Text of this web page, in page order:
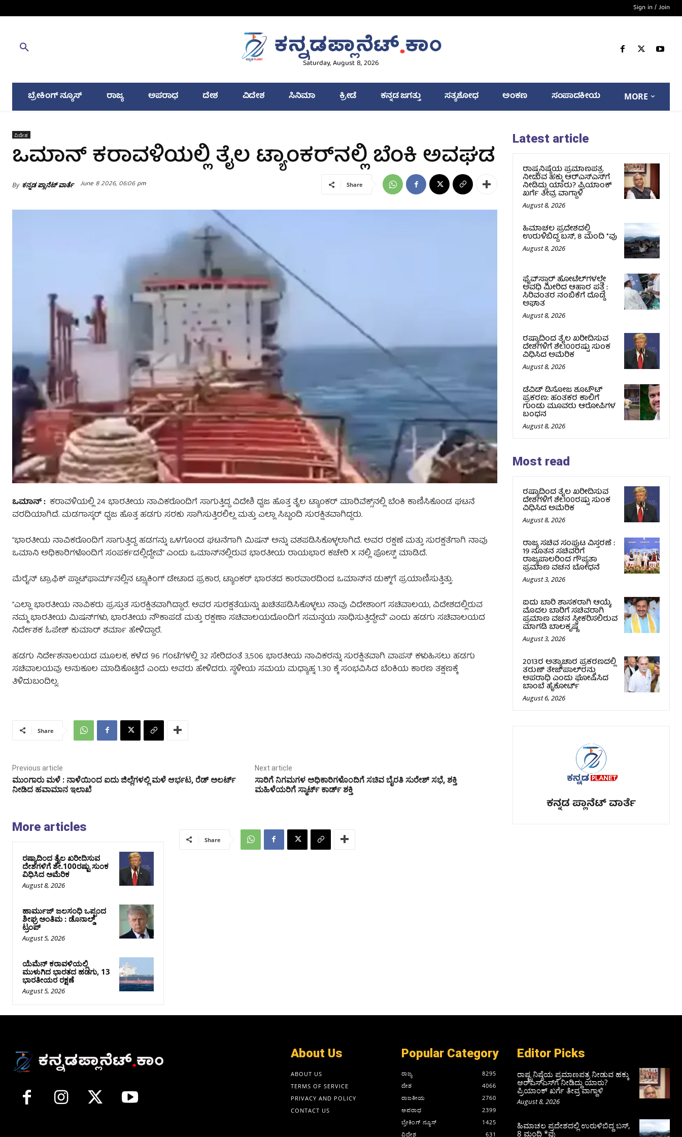
Sign in / Join
Saturday, August 8, 2026
ಬ್ರೇಕಿಂಗ್ ನ್ಯೂಸ್ ರಾಜ್ಯ ಅಪರಾಧ ದೇಶ ವಿದೇಶ ಸಿನಿಮಾ ಕ್ರೀಡೆ ಕನ್ನಡ ಜಗತ್ತು ಸತ್ಯಶೋಧ ಅಂಕಣ ಸಂಪಾದಕೀಯ MORE
ವಿದೇಶ
ಒಮಾನ್ ಕರಾವಳಿಯಲ್ಲಿ ತೈಲ ಟ್ಯಾಂಕರ್‌ನಲ್ಲಿ ಬೆಂಕಿ ಅವಘಡ
By ಕನ್ನಡ ಪ್ಲಾನೆಟ್ ವಾರ್ತೆ June 8 2026, 06:06 pm Share
ಒಮಾನ್ : ಕರಾವಳಿಯಲ್ಲಿ 24 ಭಾರತೀಯ ನಾವಿಕರೊಂದಿಗೆ ಸಾಗುತ್ತಿದ್ದ ವಿದೇಶಿ ಧ್ವಜ ಹೊತ್ತ ತೈಲ ಟ್ಯಾಂಕರ್ ಮಾರಿವೆಕ್ಸ್‌ನಲ್ಲಿ ಬೆಂಕಿ ಕಾಣಿಸಿಕೊಂಡ ಘಟನೆ
ವರದಿಯಾಗಿದೆ. ಮಡಗಾಸ್ಕರ್ ಧ್ವಜ ಹೊತ್ತ ಹಡಗು ಸರಕು ಸಾಗಿಸುತ್ತಿರಲಿಲ್ಲ ಮತ್ತು ಎಲ್ಲಾ ಸಿಬ್ಬಂದಿ ಸುರಕ್ಷಿತವಾಗಿದ್ದರು.
“ಭಾರತೀಯ ನಾವಿಕರೊಂದಿಗೆ ಸಾಗುತ್ತಿದ್ದ ಹಡಗನ್ನು ಒಳಗೊಂಡ ಘಟನೆಗಾಗಿ ಮಿಷನ್ ಅನ್ನು ವಶಪಡಿಸಿಕೊಳ್ಳಲಾಗಿದೆ. ಅವರ ರಕ್ಷಣೆ ಮತ್ತು ಸುರಕ್ಷತೆಗಾಗಿ ನಾವು
ಒಮಾನಿ ಅಧಿಕಾರಿಗಳೊಂದಿಗೆ ಸಂಪರ್ಕದಲ್ಲಿದ್ದೇವೆ” ಎಂದು ಒಮಾನ್‌ನಲ್ಲಿರುವ ಭಾರತೀಯ ರಾಯಭಾರ ಕಚೇರಿ X ನಲ್ಲಿ ಪೋಸ್ಟ್ ಮಾಡಿದೆ.
ಮೆರೈನ್ ಟ್ರಾಫಿಕ್ ಪ್ಲಾಟ್‌ಫಾರ್ಮ್‌ನಲ್ಲಿನ ಟ್ರ್ಯಾಕಿಂಗ್ ಡೇಟಾದ ಪ್ರಕಾರ, ಟ್ಯಾಂಕರ್ ಭಾರತದ ಕಾರವಾರದಿಂದ ಒಮಾನ್‌ನ ಡುಕ್ಮ್‌ಗೆ ಪ್ರಯಾಣಿಸುತ್ತಿತ್ತು.
“ಎಲ್ಲಾ ಭಾರತೀಯ ನಾವಿಕರು ಪ್ರಸ್ತುತ ಸುರಕ್ಷಿತವಾಗಿದ್ದಾರೆ. ಅವರ ಸುರಕ್ಷತೆಯನ್ನು ಖಚಿತಪಡಿಸಿಕೊಳ್ಳಲು ನಾವು ವಿದೇಶಾಂಗ ಸಚಿವಾಲಯ, ವಿದೇಶದಲ್ಲಿರುವ
ನಮ್ಮ ಭಾರತೀಯ ಮಿಷನ್‌ಗಳು, ಭಾರತೀಯ ನೌಕಾಪಡೆ ಮತ್ತು ರಕ್ಷಣಾ ಸಚಿವಾಲಯದೊಂದಿಗೆ ಸಮನ್ವಯ ಸಾಧಿಸುತ್ತಿದ್ದೇವೆ” ಎಂದು ಹಡಗು ಸಚಿವಾಲಯದ
ನಿರ್ದೇಶಕ ಓಪೇಶ್ ಕುಮಾರ್ ಶರ್ಮಾ ಹೇಳಿದ್ದಾರೆ.
ಹಡಗು ನಿರ್ದೇಶನಾಲಯದ ಮೂಲಕ, ಕಳೆದ 96 ಗಂಟೆಗಳಲ್ಲಿ 32 ಸೇರಿದಂತೆ 3,506 ಭಾರತೀಯ ನಾವಿಕರನ್ನು ಸುರಕ್ಷಿತವಾಗಿ ವಾಪಸ್ ಕಳುಹಿಸಲು ಹಡಗು
ಸಚಿವಾಲಯವು ಅನುಕೂಲ ಮಾಡಿಕೊಟ್ಟಿದೆ ಎಂದು ಅವರು ಹೇಳಿದರು. ಸ್ಥಳೀಯ ಸಮಯ ಮಧ್ಯಾಹ್ನ 1.30 ಕ್ಕೆ ಸಂಭವಿಸಿದ ಬೆಂಕಿಯ ಕಾರಣ ತಕ್ಷಣಕ್ಕೆ
ತಿಳಿದುಬಂದಿಲ್ಲ.
Share
Previous article
ಮುಂಗಾರು ಮಳೆ : ನಾಳೆಯಿಂದ ಐದು ಜಿಲ್ಲೆಗಳಲ್ಲಿ ಮಳೆ ಆರ್ಭಟ, ರೆಡ್‌ ಅಲರ್ಟ್‌
ನೀಡಿದ ಹವಾಮಾನ ಇಲಾಖೆ
Next article
ಸಾರಿಗೆ ನಿಗಮಗಳ ಅಧಿಕಾರಿಗಳೊಂದಿಗೆ ಸಚಿವ ಬೈರತಿ ಸುರೇಶ್ ಸಭೆ, ಶಕ್ತಿ
ಮಹಿಳೆಯರಿಗೆ ಸ್ಮಾರ್ಟ್ ಕಾರ್ಡ್ ಶಕ್ತಿ
More articles
ರಷ್ಯಾದಿಂದ ತೈಲ ಖರೀದಿಸುವ
ದೇಶಗಳಿಗೆ ಶೇ.100ರಷ್ಟು ಸುಂಕ
ವಿಧಿಸಿದ ಅಮೆರಿಕ
August 8, 2026
ಹಾರ್ಮುಜ್‌ ಜಲಸಂಧಿ ಒಪ್ಪಂದ
ಶೀಘ್ರ ಅಂತಿಮ : ಡೊನಾಲ್ಡ್‌
ಟ್ರಂಪ್‌
August 5, 2026
ಯೆಮೆನ್‌ ಕರಾವಳಿಯಲ್ಲಿ
ಮುಳುಗಿದ ಭಾರತದ ಹಡಗು, 13
ಭಾರತೀಯರ ರಕ್ಷಣೆ
August 5, 2026
Share
Latest article
ರಾಷ್ಟ್ರನಿಷ್ಠೆಯ ಪ್ರಮಾಣಪತ್ರ
ನೀಡುವ ಹಕ್ಕು ಆರ್‌ಎಸ್‌ಎಸ್‌ಗೆ
ನೀಡಿದ್ದು ಯಾರು? ಪ್ರಿಯಾಂಕ್
ಖರ್ಗೆ ತೀವ್ರ ವಾಗ್ದಾಳಿ
August 8, 2026
ಹಿಮಾಚಲ ಪ್ರದೇಶದಲ್ಲಿ
ಉರುಳಿಬಿದ್ದ ಬಸ್‌, 8 ಮಂದಿ *ವು
August 8, 2026
ಫೈವ್‌ಸ್ಟಾರ್ ಹೋಟೆಲ್‌ಗಳಲ್ಲೇ
ಅವಧಿ ಮೀರಿದ ಆಹಾರ ಪತ್ತೆ :
ಸಿರಿವಂತರ ನಂಬಿಕೆಗೆ ದೊಡ್ಡ
ಅಘಾತ
August 8, 2026
ರಷ್ಯಾದಿಂದ ತೈಲ ಖರೀದಿಸುವ
ದೇಶಗಳಿಗೆ ಶೇ.100ರಷ್ಟು ಸುಂಕ
ವಿಧಿಸಿದ ಅಮೆರಿಕ
August 8, 2026
ಡೆವಿಡ್ ಡಿಸೋಜ ಶೂಟೌಟ್
ಪ್ರಕರಣ: ಹಂತಕರ ಕಾಲಿಗೆ
ಗುಂಡು ಮೂವರು ಆರೋಪಿಗಳ
ಬಂಧನ
August 8, 2026
Most read
ರಷ್ಯಾದಿಂದ ತೈಲ ಖರೀದಿಸುವ
ದೇಶಗಳಿಗೆ ಶೇ.100ರಷ್ಟು ಸುಂಕ
ವಿಧಿಸಿದ ಅಮೆರಿಕ
August 8, 2026
ರಾಜ್ಯ ಸಚಿವ ಸಂಪುಟ ವಿಸ್ತರಣೆ :
19 ನೂತನ ಸಚಿವರಿಗೆ
ರಾಜ್ಯಪಾಲರಿಂದ ಗೌಪ್ಯತಾ
ಪ್ರಮಾಣ ವಚನ ಬೋಧನೆ
August 3, 2026
ಐದು ಬಾರಿ ಶಾಸಕರಾಗಿ ಆಯ್ಕೆ,
ಮೊದಲ ಬಾರಿಗೆ ಸಚಿವರಾಗಿ
ಪ್ರಮಾಣ ವಚನ ಸ್ವೀಕರಿಸಲಿರುವ
ಮಾಗಡಿ ಬಾಲಕೃಷ್ಣ
August 3, 2026
2013ರ ಅತ್ಯಾಚಾರ ಪ್ರಕರಣದಲ್ಲಿ
ತರುಣ್ ತೇಜ್‌ಪಾಲ್‌ರನ್ನು
ಅಪರಾಧಿ ಎಂದು ಘೋಷಿಸಿದ
ಬಾಂಬೆ ಹೈಕೋರ್ಟ್
August 6, 2026
ಕನ್ನಡ ಪ್ಲಾನೆಟ್ ವಾರ್ತೆ
About Us
ABOUT US
TERMS OF SERVICE
PRIVACY AND POLICY
CONTACT US
Popular Category
ರಾಜ್ಯ
8295
ದೇಶ
4066
ರಾಜಕೀಯ
2760
ಅಪರಾಧ
2399
ಬ್ರೇಕಿಂಗ್ ನ್ಯೂಸ್
1425
ವಿದೇಶ
631
Editor Picks
ರಾಷ್ಟ್ರನಿಷ್ಠೆಯ ಪ್ರಮಾಣಪತ್ರ ನೀಡುವ ಹಕ್ಕು
ಆರ್‌ಎಸ್‌ಎಸ್‌ಗೆ ನೀಡಿದ್ದು ಯಾರು?
ಪ್ರಿಯಾಂಕ್ ಖರ್ಗೆ ತೀವ್ರ ವಾಗ್ದಾಳಿ
August 8, 2026
ಹಿಮಾಚಲ ಪ್ರದೇಶದಲ್ಲಿ ಉರುಳಿಬಿದ್ದ ಬಸ್‌,
8 ಮಂದಿ *ವು